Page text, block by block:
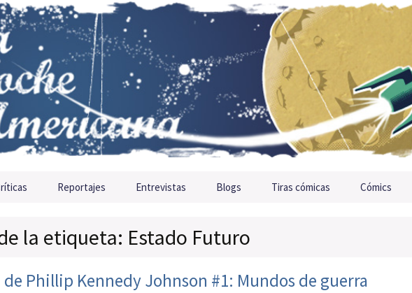
Reportajes Entrevistas Blogs Tiras cómicas Cómics
la etiqueta: Estado Futuro
Phillip Kennedy Johnson #1: Mundos de guerra